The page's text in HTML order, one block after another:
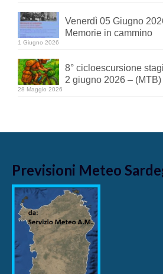
Venerdì 05 Giugno
Memorie in cammino
1 Giugno 2026
8° cicloescursione
2 giugno 2026 –
28 Maggio 2026
Previsioni Meteo